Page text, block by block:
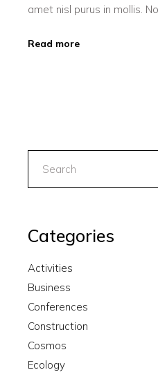
amet nisl purus in mollis.
Read more
search
for:
Categories
Activities
Business
Conferences
Construction
Cosmos
Ecology